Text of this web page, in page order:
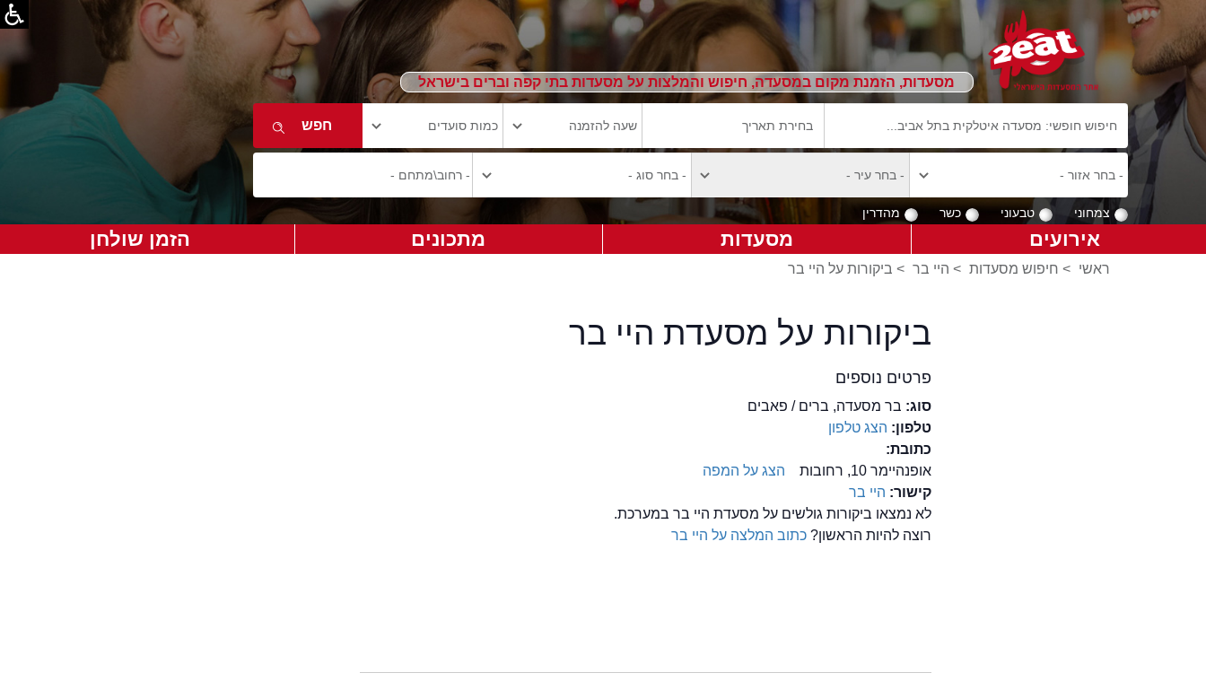
מסעדות, הזמנת מקום במסעדה, חיפוש והמלצות על מסעדות בתי קפה וברים בישראל
צמחוני טבעוני כשר מהדרין
אירועים מסעדות מתכונים הזמן שולחן
ראשי > חיפוש מסעדות > היי בר > ביקורות על היי בר
ביקורות על מסעדת היי בר
פרטים נוספים
סוג: בר מסעדה, ברים / פאבים
טלפון: הצג טלפון
כתובת:
אופנהיימר 10, רחובות
הצג על המפה
קישור: היי בר
לא נמצאו ביקורות גולשים על מסעדת היי בר במערכת.
רוצה להיות הראשון?כתוב המלצה על היי בר